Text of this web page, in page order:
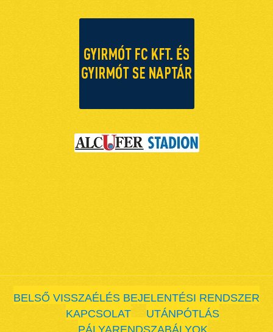
BELSŐ VISSZAÉLÉS BEJELENTÉSI RENDSZER
KAPCSOLAT
UTÁNPÓTLÁS